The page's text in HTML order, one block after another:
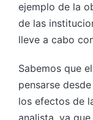
ejemplo de la
de las
lleve a cabo
Sabemos que
pensarse
los efectos de
analista, ya